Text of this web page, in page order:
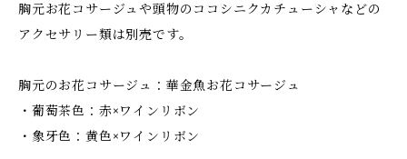
胸元お花コサージュや頭物のココシニクカチューシャなどの
アクセサリー類は別売です。
胸元のお花コサージュ：華金魚お花コサージュ
・葡萄茶色：赤×ワインリボン
・象牙色：黄色×ワインリボン